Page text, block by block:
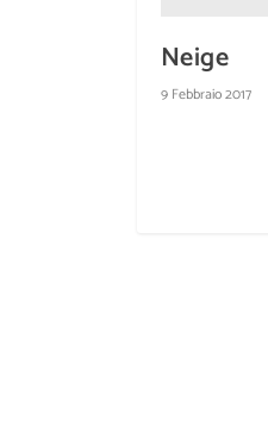
Neige
9 Febbraio 2017